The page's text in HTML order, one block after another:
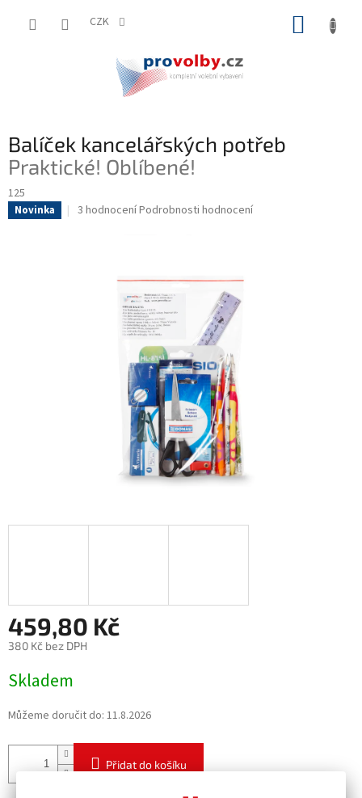
CZK
Balíček kancelářských potřeb
Praktické! Oblíbené!
125
Novinka
Průměrné
hvězdiček.
3 hodnoceníPodrobnosti hodnocení
459,80 Kč
380 Kč bez DPH
cena:
Skladem
Můžeme doručit do: 11.8.2026
Přidat do košíku